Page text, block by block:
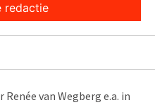
redactie
Renée van Wegberg e.a. in